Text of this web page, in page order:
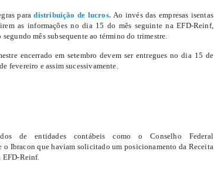
paradistribuição de lucros.Ao invés das empresas isentas
as informações no dia 15 do mês seguinte na EFD-Reinf,
mês subsequente ao término do trimestre.
encerrado em setembro devem ser entregues no dia 15 de
fevereiro e assim sucessivamente.
de entidades contábeis como o Conselho Federal
o Ibracon que haviam solicitado um posicionamento da Receita
EFD-Reinf.